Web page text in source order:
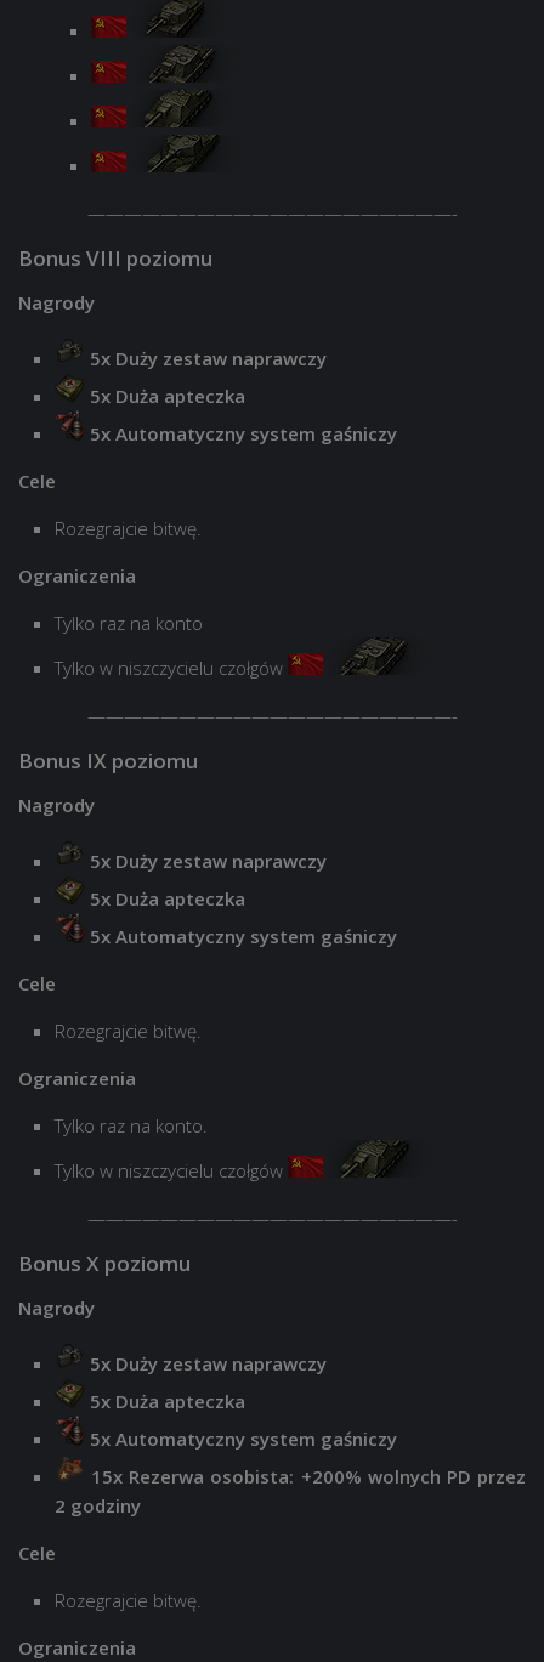
————————————————————-
Bonus VIII poziomu
Nagrody
5x Duży zestaw naprawczy
5x Duża apteczka
5x Automatyczny system gaśniczy
Cele
Rozegrajcie bitwę.
Ograniczenia
Tylko raz na konto
Tylko w niszczycielu czołgów
————————————————————-
Bonus IX poziomu
Nagrody
5x Duży zestaw naprawczy
5x Duża apteczka
5x Automatyczny system gaśniczy
Cele
Rozegrajcie bitwę.
Ograniczenia
Tylko raz na konto.
Tylko w niszczycielu czołgów
————————————————————-
Bonus X poziomu
Nagrody
5x Duży zestaw naprawczy
5x Duża apteczka
5x Automatyczny system gaśniczy
15x Rezerwa osobista: +200% wolnych PD przez
2 godziny
Cele
Rozegrajcie bitwę.
Ograniczenia